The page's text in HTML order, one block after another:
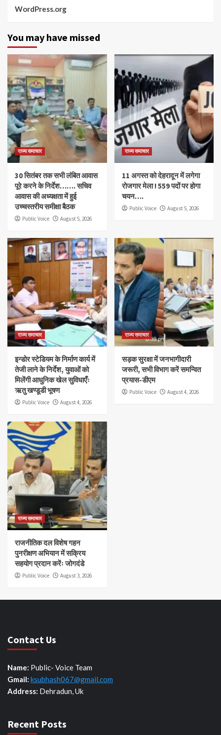
WordPress.org
You may have missed
राज्य समाचार
30 सितंबर तक सभी लंबित आवास
पूरे करने के निर्देश……. सचिव
आवास की अध्यक्षता में हुई
उच्चस्तरीय समीक्षा बैठक
Public Voice August 5, 2026
राज्य समाचार
11 अगस्त को देहरादून में लगेगा
रोजगार मेला ! 559 पदों पर होगा
चयन….
Public Voice August 5, 2026
राज्य समाचार
इन्डोर स्टेडियम के निर्माण कार्य में
तेजी लाने के निर्देश, युवाओं को
मिलेंगी आधुनिक खेल सुविधाएँः
ऋतु खण्डूडी भूषण
Public Voice August 4, 2026
राज्य समाचार
सड़क सुरक्षा में जनभागीदारी
जरूरी, सभी विभाग करें समन्वित
प्रयास-डीएम
Public Voice August 4, 2026
राज्य समाचार
राजनीतिक दल विशेष गहन
पुनरीक्षण अभियान में सक्रिय
सहयोग प्रदान करेंः जोगदंडे
Public Voice August 3, 2026
Contact Us
Name: Public- Voice Team
Gmail: ksubhash067@gmail.com
Address: Dehradun, Uk
Recent Posts